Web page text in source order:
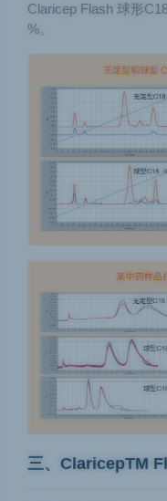
Claricep Flash 球形
%。
三、ClaricepTM